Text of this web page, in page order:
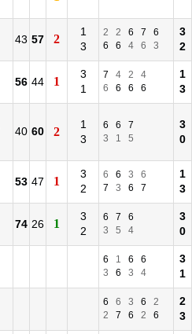
43 57 2
1
3
2 2 6 7
6
6
6 4 6 3
3
2
56 44 1
3
1
7 4 2
4
6
6 6 6
1
3
40 60 2
1
3
6 6
7
3
1 5
3
0
53 47 1
3
2
6 6 3
6
7
3 6 7
1
3
74 26 1
3
2
6 7
6
3
5 4
3
0
6 1 6
6
3
6 3 4
3
1
6 6 3 6
2
2
7 6 2 6
2
3